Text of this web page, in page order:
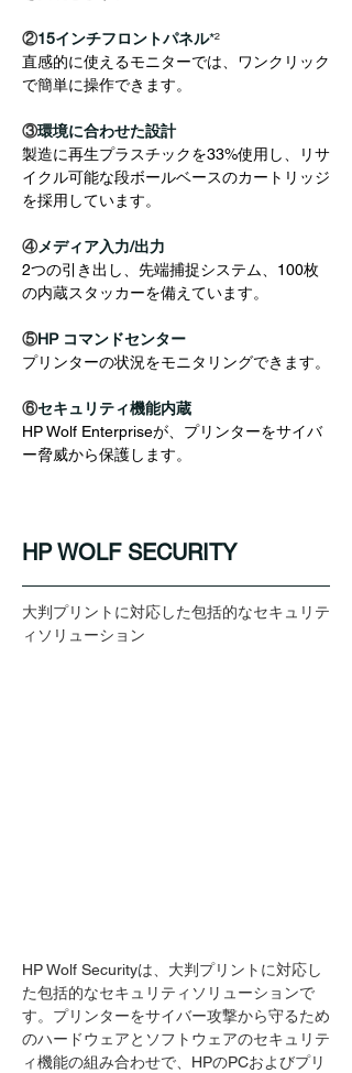
②15インチフロントパネル*²
直感的に使えるモニターでは、ワンクリック
で簡単に操作できます。
③環境に合わせた設計
製造に再生プラスチックを33%使用し、リサ
イクル可能な段ボールベースのカートリッジ
を採用しています。
④メディア入力/出力
2つの引き出し、先端捕捉システム、100枚
の内蔵スタッカーを備えています。
⑤HP コマンドセンター
プリンターの状況をモニタリングできます。
⑥セキュリティ機能内蔵
HP Wolf Enterpriseが、プリンターをサイバ
ー脅威から保護します。
HP WOLF SECURITY
大判プリントに対応した包括的なセキュリテ
ィソリューション
HP Wolf Securityは、大判プリントに対応し
た包括的なセキュリティソリューションで
す。プリンターをサイバー攻撃から守るため
のハードウェアとソフトウェアのセキュリテ
ィ機能の組み合わせで、HPのPCおよびプリ